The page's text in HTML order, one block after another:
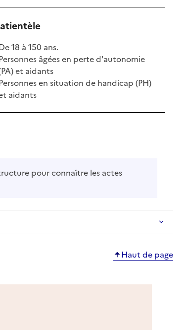
18 à 150 ans.
âgées en perte d'autonomie
et aidants
en situation de handicap (PH)
aidants
pour connaître les actes
Haut de page